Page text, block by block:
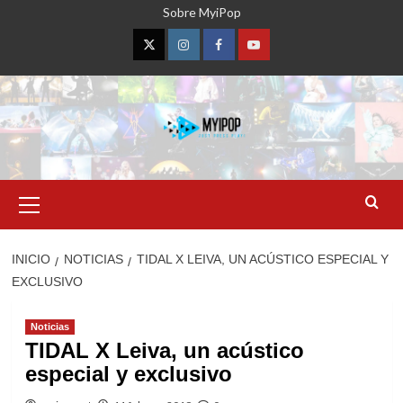
Sobre MyiPop
TwitterInstagramFacebookYouTube
primario
INICIO NOTICIAS
TIDAL X LEIVA, UN ACÚSTICO ESPECIAL Y
EXCLUSIVO
Noticias
TIDAL X Leiva, un acústico
especial y exclusivo